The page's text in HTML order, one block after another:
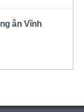
ân Vĩnh